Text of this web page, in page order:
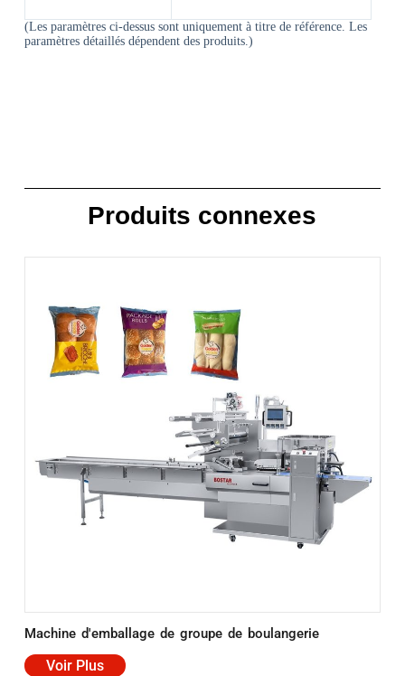
(Les paramètres ci-dessus sont uniquement à titre de référence. Les
paramètres détaillés dépendent des produits.)
Produits connexes
Machine d'emballage de groupe de boulangerie
Voir Plus